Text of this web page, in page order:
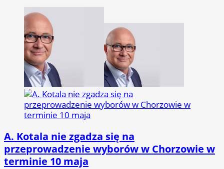
A. Kotala nie zgadza się na
przeprowadzenie wyborów w Chorzowie w
terminie 10 maja